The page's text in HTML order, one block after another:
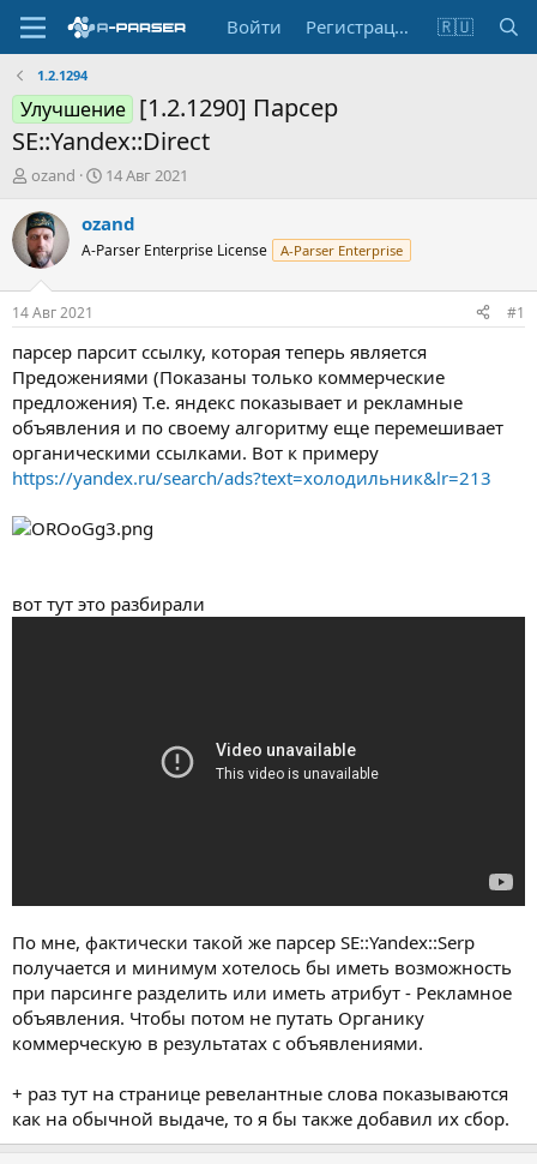
Войти Регистрация 🇷🇺
1.2.1294
Улучшение [1.2.1290] Парсер
SE::Yandex::Direct
А
т
о
р
т
е
м
ы
ozand
Д
т
н
а
л
14 Авг 2021
ozand
A-Parser Enterprise License A-Parser Enterprise
14 Авг 2021 #1
парсер парсит ссылку, которая теперь является
Предожениями (Показаны только коммерческие
предложения) Т.е. яндекс показывает и рекламные
объявления и по своему алгоритму еще перемешивает
органическими ссылками. Вот к примеру
https://yandex.ru/search/ads?text=холодильник&lr=213
вот тут это разбирали
По мне, фактически такой же парсер SE::Yandex::Serp
получается и минимум хотелось бы иметь возможность
при парсинге разделить или иметь атрибут - Рекламное
объявления. Чтобы потом не путать Органику
коммерческую в результатах с объявлениями.
+ раз тут на странице ревелантные слова показываются
как на обычной выдаче, то я бы также добавил их сбор.